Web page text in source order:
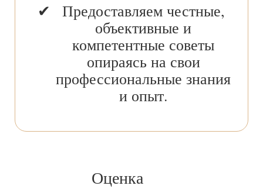
Предоставляем честные,
объективные и
компетентные советы
опираясь на свои
профессиональные знания
и опыт.
Оценка